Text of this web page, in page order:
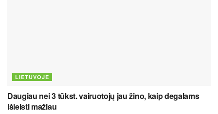
LIETUVOJE
Daugiau nei 3 tūkst. vairuotojų jau žino, kaip degalams
išleisti mažiau